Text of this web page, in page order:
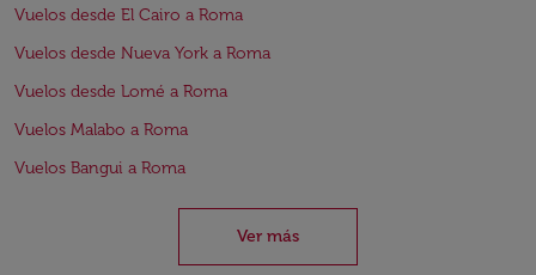
Vuelos desde El Cairo a Roma
Vuelos desde Nueva York a Roma
Vuelos desde Lomé a Roma
Vuelos Malabo a Roma
Vuelos Bangui a Roma
Ver más